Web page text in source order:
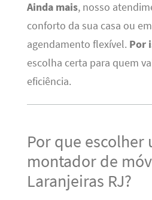
Ainda mais, nosso
conforto da sua casa ou
agendamento flexível. Por
escolha certa para quem
eficiência.
Por que escolher
montador de
Laranjeiras RJ?